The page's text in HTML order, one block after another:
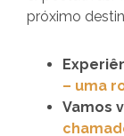
próximo
– uma
Vamos